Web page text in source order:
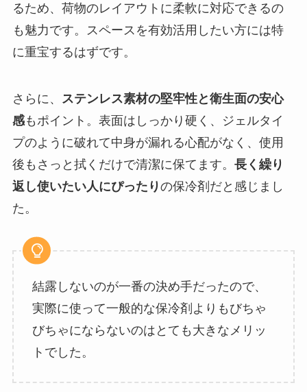
るため、荷物のレイアウトに柔軟に対応できるの
も魅力です。スペースを有効活用したい方には特
に重宝するはずです。
さらに、
ステンレス素材の堅牢性と衛生面の安心
感もポイント。表面はしっかり硬く、ジェルタイ
プのように破れて中身が漏れる心配がなく、使用
後もさっと拭くだけで清潔に保てます。 長く繰り
返し使いたい人にぴったりの保冷剤だと感じまし
た。
結露しないのが一番の決め手だったので、
実際に使って一般的な保冷剤よりもびちゃ
びちゃにならないのはとても大きなメリッ
トでした。